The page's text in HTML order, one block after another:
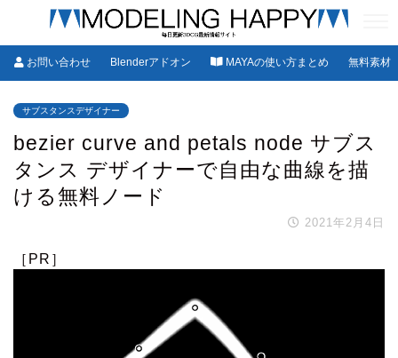
お問い合わせ Blenderアドオン MAYAの使い方まとめ 無料素材
サブスタンスデザイナー
bezier curve and petals node サブス
タンス デザイナーで自由な曲線を描
ける無料ノード
2021年2月4日
［PR］